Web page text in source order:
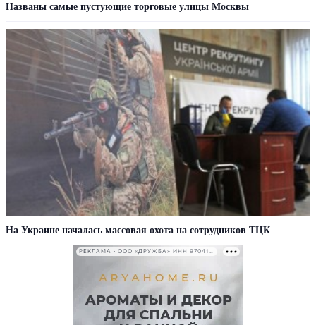
Названы самые пустующие торговые улицы Москвы
На Украине началась массовая охота на сотрудников ТЦК
РЕКЛАМА • ООО «ДРУЖБА» ИНН 9704146411